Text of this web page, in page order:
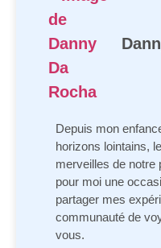
Depuis mon
horizons lointains,
merveilles de notre
pour moi une
partager mes
communauté de
vous.